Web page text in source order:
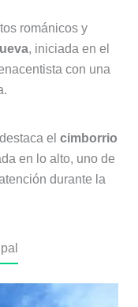
románicos y
, iniciada en el
con una
el cimborrio
en lo alto, uno de
durante la